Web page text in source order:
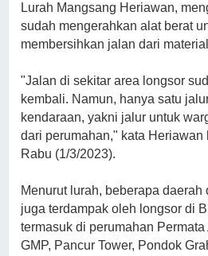
Lurah Mangsang Heriawan,
sudah mengerahkan alat berat
membersihkan jalan dari
"Jalan di sekitar area longsor
kembali. Namun, hanya satu
kendaraan, yakni jalur untuk
dari perumahan," kata Heriawan
Rabu (1/3/2023).
Menurut lurah, beberapa
juga terdampak oleh longsor di
termasuk di perumahan
GMP, Pancur Tower, Pondok